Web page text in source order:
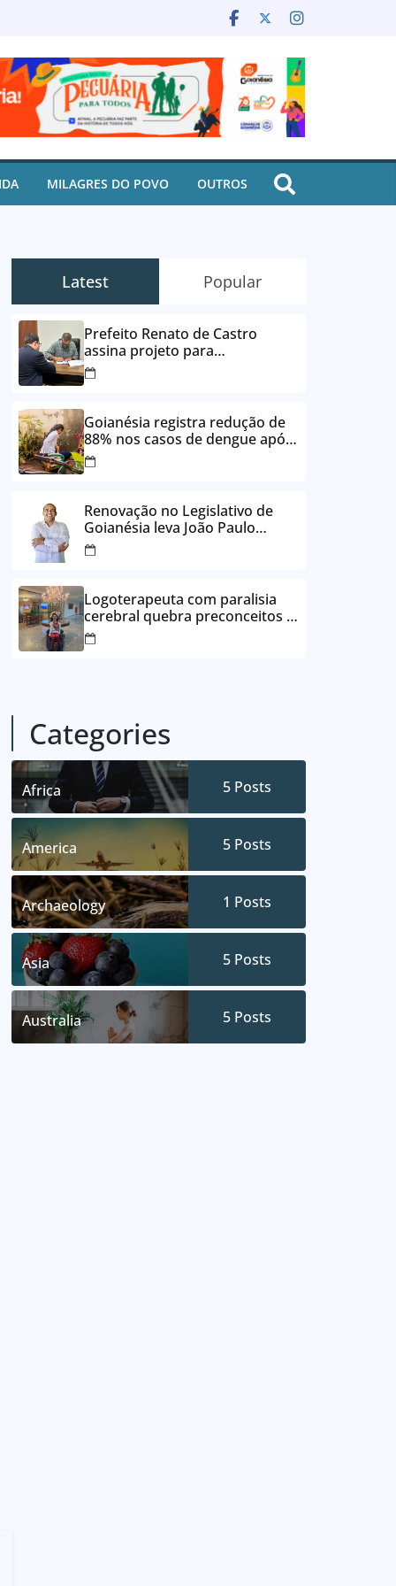
MILAGRES DO POVO OUTROS
Latest Popular
Prefeito Renato de Castro
assina projeto para
desbloqueio de contas e
parcelamento de dívidas em até
Goianésia registra redução de
88% nos casos de dengue após
ações de prevenção da
Prefeitura
Renovação no Legislativo de
Goianésia leva João Paulo
Batista à Câmara Municipal
Logoterapeuta com paralisia
cerebral quebra preconceitos e
ajuda pacientes a reencontrar
propósito em Goianésia
Categories
Africa 5 Posts
America 5 Posts
Archaeology 1 Posts
Asia 5 Posts
Australia 5 Posts